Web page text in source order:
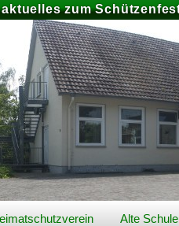
aktuelles zum
Alte Schule